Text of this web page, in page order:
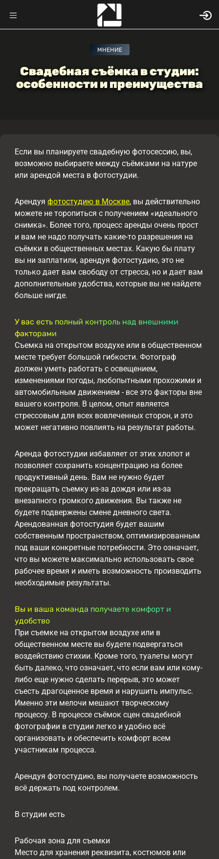
МНЕНИЕ
Свадебная съёмка в студии:
особенности и преимущества
Если вы планируете свадебную фотосессию, вы,
возможно выбираете между съёмками на натуре
или арендой места в фотостудии.
Арендуя фотостудию в Москве, вы действительно
можете не торопиться с получением «идеального
снимка». Более того, процесс аренды очень прост
и вам не надо получать какие-то разрешения на
съёмки в общественных местах. Какую бы плату
вы ни заплатили, арендуя фотостудию, это не
только дает вам свободу от стресса, но и дает вам
дополнительные удобства, которые вы не найдете
больше нигде.
У вас есть полный контроль над внешними
факторами
Съемка на открытом воздухе или в общественном
месте требует большой гибкости. Фотограф
должен уметь работать с освещением,
изменениями погоды, любопытными прохожими и
автомобильным движением - все это факторы вне
вашего контроля. В целом, опыт является
стрессовым для всех вовлеченных сторон, и это
может негативно повлиять на результат работы.
Аренда фотостудии избавляет от этих хлопот и
позволяет сохранить концентрацию на более
продуктивный день. Вам не нужно будет
прекращать съемку из-за дождя или из-за
внезапного громкого движения. Вы также не
будете подвержены смене дневного света.
Арендованная фотостудия будет вашим
собственным пространством, оптимизированным
под ваши конкретные потребности. Это означает,
что вы можете максимально использовать свое
рабочее время и иметь возможность производить
необходимые результаты.
Вы и ваша команда получаете комфорт и
удобство
При съемке на открытом воздухе или в
общественном месте вы будете подвергаться
воздействию стихии. Кроме того, туалеты могут
быть далеко, что означает, что если вам или кому-
либо еще нужно сделать перерыв, это может
съесть драгоценное время и нарушить импульс.
Именно эти мелочи мешают творческому
процессу. В процессе съёмок сцен свадебной
фотографии в студии легко и удобно всё
организовать и обеспечить комфорт всем
участникам процесса.
Арендуя фотостудию, вы получаете возможность
всё держать под контролем.
В студии есть
Рабочая зона для съемки
Место для хранения реквизита, костюмов или